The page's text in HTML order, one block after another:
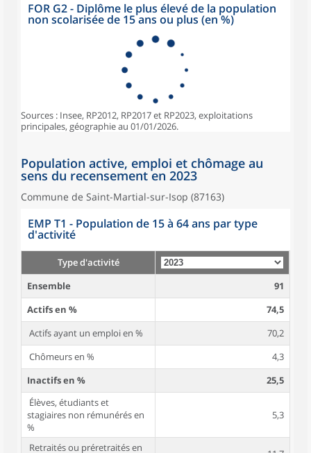
FOR G2 - Diplôme le plus élevé de la population
non scolarisée de 15 ans ou plus (en %)
Sources : Insee, RP2012, RP2017 et RP2023, exploitations
principales, géographie au 01/01/2026.
Population active, emploi et chômage au
sens du recensement en 2023
Commune de Saint-Martial-sur-Isop (87163)
EMP T1 - Population de 15 à 64 ans par type
d'activité
Type d'activité
Ensemble
91
Actifs en %
74,5
Actifs ayant un emploi en %
70,2
Chômeurs en %
4,3
Inactifs en %
25,5
Élèves, étudiants et
stagiaires non rémunérés en
%
5,3
Retraités ou préretraités en